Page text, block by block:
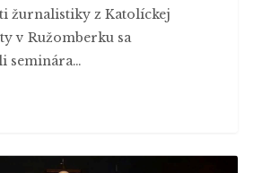
žurnalistiky z Katolíckej
v Ružomberku sa
seminára…